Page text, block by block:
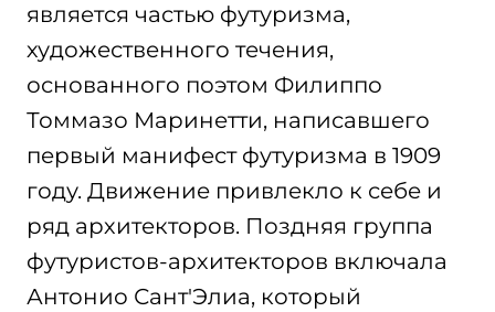
является частью футуризма,
художественного течения,
основанного поэтом Филиппо
Томмазо Маринетти, написавшего
первый манифест футуризма в 1909
году. Движение привлекло к себе и
ряд архитекторов. Поздняя группа
футуристов-архитекторов включала
Антонио Сант'Элиа, который